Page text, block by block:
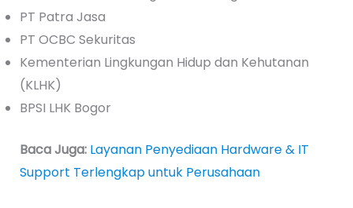
PT Patra Jasa
PT OCBC Sekuritas
Kementerian Lingkungan Hidup dan Kehutanan
(KLHK)
BPSI LHK Bogor
Baca Juga: Layanan Penyediaan Hardware & IT
Support Terlengkap untuk Perusahaan